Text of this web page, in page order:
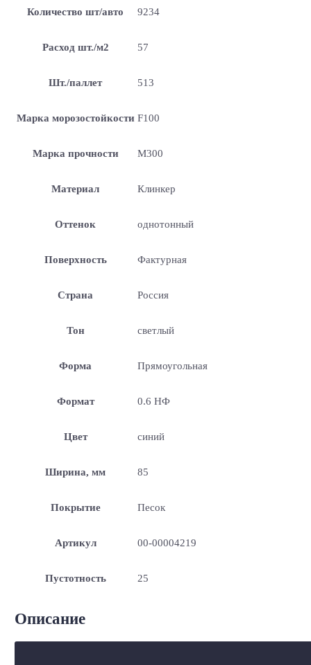
Количество шт/авто 9234
Расход шт./м2 57
Шт./паллет 513
Марка морозостойкости F100
Марка прочности М300
Материал Клинкер
Оттенок однотонный
Поверхность Фактурная
Страна Россия
Тон светлый
Форма Прямоугольная
Формат 0.6 НФ
Цвет синий
Ширина, мм 85
Покрытие Песок
Артикул 00-00004219
Пустотность 25
Описание